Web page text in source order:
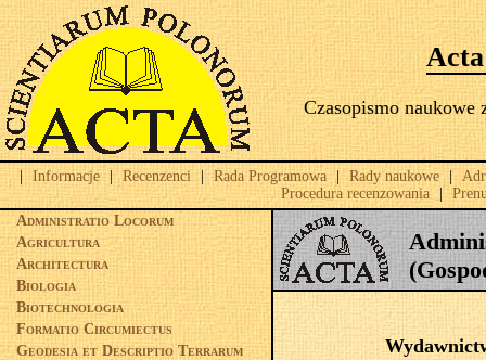
Czasopismo naukowe
| Informacje Recenzenci Rada Programowa | Rady naukowe |
Procedura recenzowania
|
Administratio Locorum
Agricultura
Architectura
Biologia
Biotechnologia
Formatio Circumiectus
Geodesia et Descriptio Terrarum